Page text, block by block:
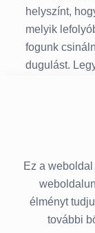
helyszínt,
melyik
fogunk
dugulást.
dugulása
Budapesten
Ez a
élményt
további